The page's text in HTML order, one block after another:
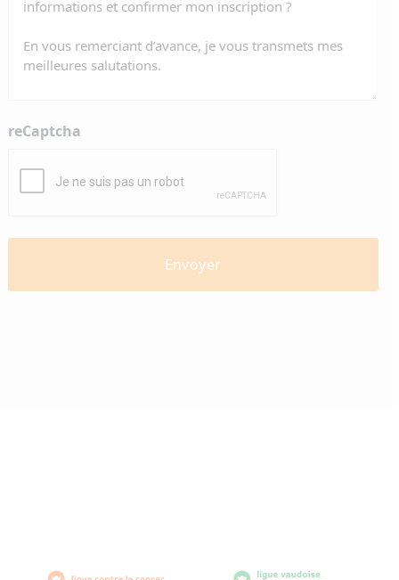
reCaptcha